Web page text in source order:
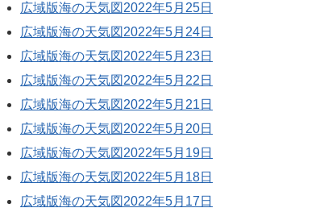
広域版海の天気図2022年5月25日
広域版海の天気図2022年5月24日
広域版海の天気図2022年5月23日
広域版海の天気図2022年5月22日
広域版海の天気図2022年5月21日
広域版海の天気図2022年5月20日
広域版海の天気図2022年5月19日
広域版海の天気図2022年5月18日
広域版海の天気図2022年5月17日